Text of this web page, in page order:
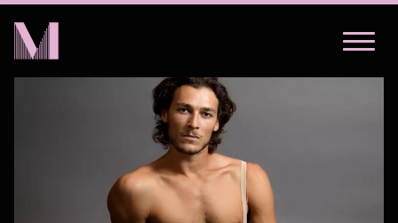
BD
À PROPOS
À PROPOS